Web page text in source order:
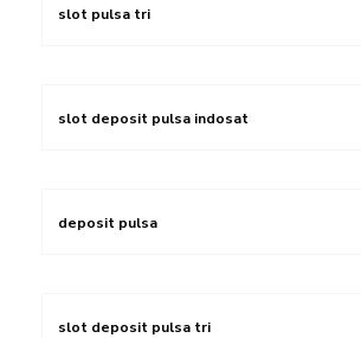
slot pulsa tri
slot deposit pulsa indosat
deposit pulsa
slot deposit pulsa tri